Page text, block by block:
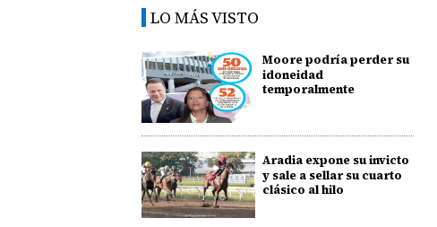
LO MÁS VISTO
Moore podría perder su
idoneidad
temporalmente
Aradia expone su invicto
y sale a sellar su cuarto
clásico al hilo